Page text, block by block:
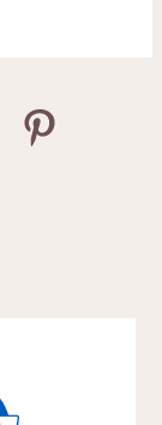
Pinterest